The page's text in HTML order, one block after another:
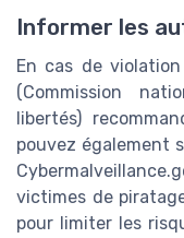
Informer les
En cas de
(Commission
libertés)
pouvez également
victimes de
pour limiter les